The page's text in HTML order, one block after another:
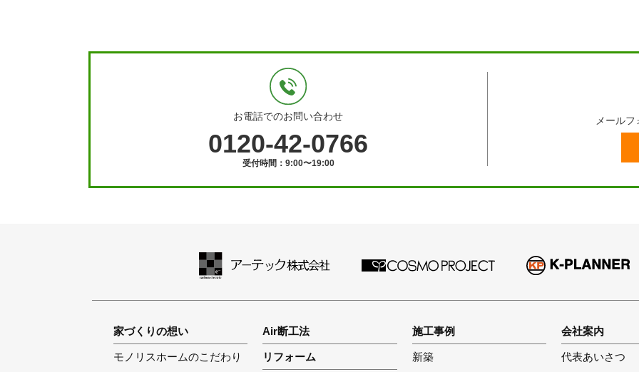
お電話でのお問い合わせ
0120-42-0766
受付時間：9:00〜19:00
メール
家づくりの想い
モノリスホームのこだわり
Air断工法
リフォーム
施工事例
新築
会社案内
代表あいさつ